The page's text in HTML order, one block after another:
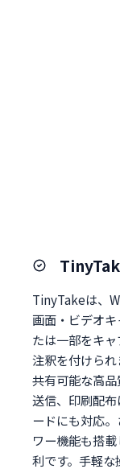
TinyTakeは、
画面・ビデオ
たは一部をキ
注釈を付けら
共有可能な高
送信、印刷配
ードにも対応
ワー機能も搭
利です。手軽